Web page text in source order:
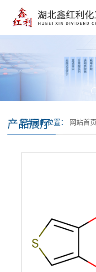
产品展厅
您当前的位置： 网站首页